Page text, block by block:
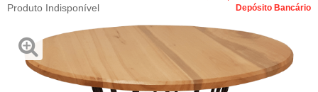
Produto Indisponível
Depósito Bancário